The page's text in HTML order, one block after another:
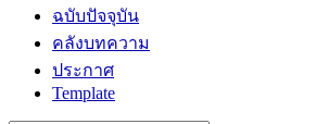
ฉบับปัจจุบัน
คลังบทความ
ประกาศ
Template